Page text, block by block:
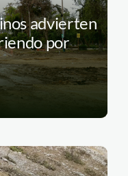
advierten
por